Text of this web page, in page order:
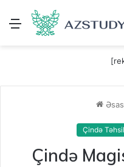
Menu
Əsas
Çində Təhsil
Çində